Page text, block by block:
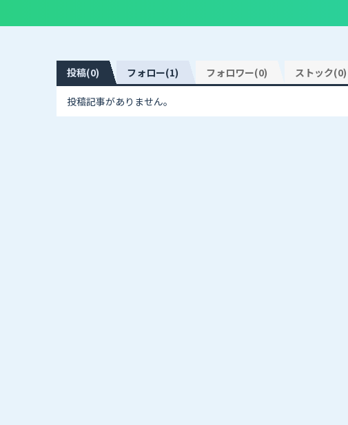
投稿(0) フォロー(1) フォロワー(0) ストック(0)
投稿記事がありません。